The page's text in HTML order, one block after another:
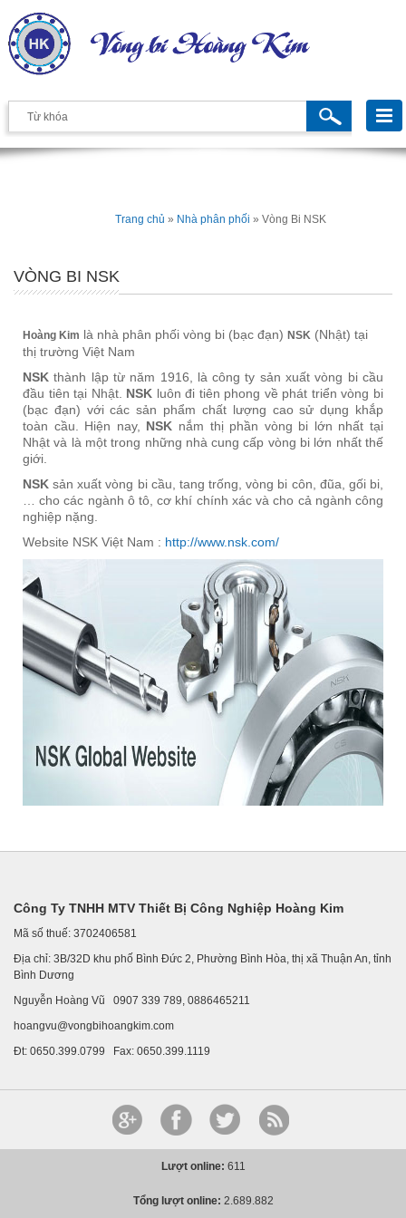
Trang chủ » Nhà phân phối » Vòng Bi NSK
VÒNG BI NSK
Hoàng Kim là nhà phân phối vòng bi (bạc đạn) NSK (Nhật) tại
thị trường Việt Nam
NSK thành lập từ năm 1916, là công ty sản xuất vòng bi cầu
đầu tiên tại Nhật. NSK luôn đi tiên phong về phát triển vòng bi
(bạc đạn) với các sản phẩm chất lượng cao sử dụng khắp
toàn cầu. Hiện nay, NSK nắm thị phần vòng bi lớn nhất tại
Nhật và là một trong những nhà cung cấp vòng bi lớn nhất thế
giới.
NSK sản xuất vòng bi cầu, tang trống, vòng bi côn, đũa, gối bi,
… cho các ngành ô tô, cơ khí chính xác và cho cả ngành công
nghiệp nặng.
Website NSK Việt Nam : http://www.nsk.com/
Công Ty TNHH MTV Thiết Bị Công Nghiệp Hoàng Kim
Mã số thuế: 3702406581
Địa chỉ: 3B/32D khu phố Bình Đức 2, Phường Bình Hòa, thị xã Thuận An, tỉnh
Bình Dương
Nguyễn Hoàng Vũ 0907 339 789, 0886465211
hoangvu@vongbihoangkim.com
Đt: 0650.399.0799 Fax: 0650.399.1119
Lượt online: 611
Tổng lượt online: 2.689.882